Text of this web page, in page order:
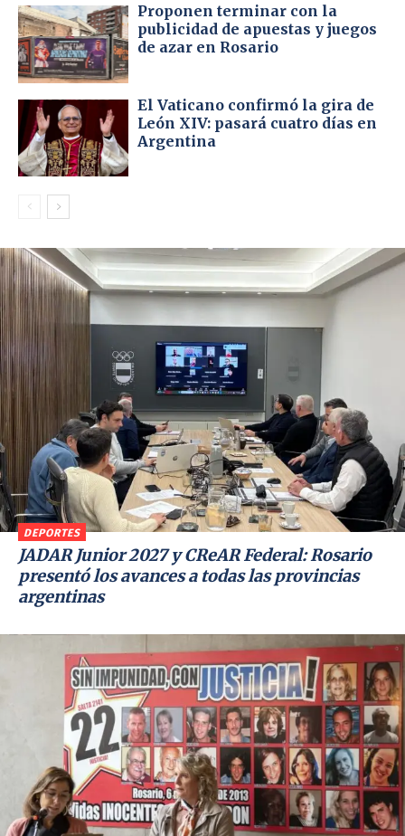
Proponen terminar con la
publicidad de apuestas y juegos
de azar en Rosario
El Vaticano confirmó la gira de
León XIV: pasará cuatro días en
Argentina
DEPORTES
JADAR Junior 2027 y CReAR Federal: Rosario
presentó los avances a todas las provincias
argentinas